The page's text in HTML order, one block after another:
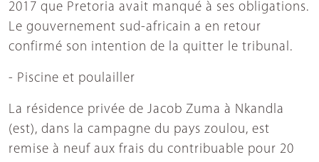
2017 que Pretoria avait manqué à ses obligations.
Le gouvernement sud-africain a en retour
confirmé son intention de la quitter le tribunal.
- Piscine et poulailler
La résidence privée de Jacob Zuma à Nkandla
(est), dans la campagne du pays zoulou, est
remise à neuf aux frais du contribuable pour 20